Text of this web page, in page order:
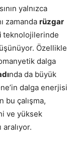
yalnızca
zamanda rüzgar
teknolojilerinde
Özellikle
dalga
nda da büyük
dalga enerjisi
bu çalışma,
ve yüksek